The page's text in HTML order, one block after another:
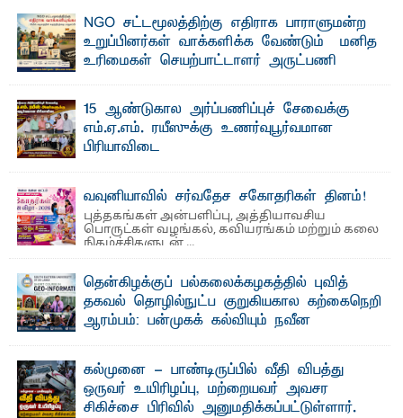
NGO சட்டமூலத்திற்கு எதிராக பாராளுமன்ற
உறுப்பினர்கள் வாக்களிக்க வேண்டும் – மனித
உரிமைகள் செயற்பாட்டாளர் அருட்பணி
ஜே. எப். காமிலா பேகம்- இ லங்கை அரசாங்கம் அரசுசாரா
அமைப்புகள் (NGO) தொடர்பான புதிய சட்டமூலத்தை ...
15 ஆண்டுகால அர்ப்பணிப்புச் சேவைக்கு
எம்.ஏ.எம். ரயீஸுக்கு உணர்வுபூர்வமான
பிரியாவிடை
வவுனியாவில் சர்வதேச சகோதரிகள் தினம்!
புத்தகங்கள் அன்பளிப்பு, அத்தியாவசிய
பொருட்கள் வழங்கல், கவியரங்கம் மற்றும் கலை
நிகழ்ச்சிகளுடன் ...
தென்கிழக்குப் பல்கலைக்கழகத்தில் புவித்
தகவல் தொழில்நுட்ப குறுகியகால கற்கைநெறி
ஆரம்பம்: பன்முகக் கல்வியும் நவீன
பேராசிரியர் எம். எம். பாஸில்
தெ ன்கிழக்குப் பல்கலைக்கழகத்தின் கலை மற்றும் கலாசார
பீடத்தின் புவியியல் துறையினால் ...
கல்முனை - பாண்டிருப்பில் வீதி விபத்து
ஒருவர் உயிரிழப்பு, மற்றையவர் அவசர
சிகிச்சை பிரிவில் அனுமதிக்கப்பட்டுள்ளார்.